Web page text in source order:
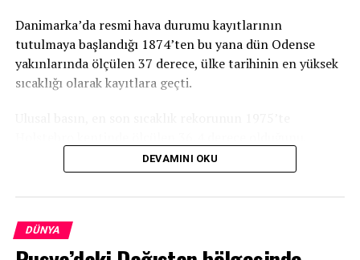
Danimarka’da resmi hava durumu kayıtlarının
tutulmaya başlandığı 1874’ten bu yana dün Odense
yakınlarında ölçülen 37 derece, ülke tarihinin en yüksek
sıcaklığı olarak kayıtlara geçti.
haziran ayı için ise en son 1947’de 35,5 dereceyle rekor
kırıldığını anımsattı.
bazı bölgelerde şiddetli yağış ve rüzgara da neden
olduğu kaydedildi.
DEVAMINI OKU
DÜNYA